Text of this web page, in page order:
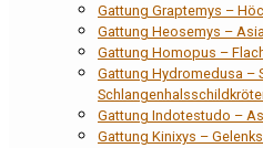
Gattung Graptemys –
Gattung Heosemys –
Gattung Homopus –
Gattung Hydromedusa –
Gattung Indotestudo –
Gattung Kinixys –